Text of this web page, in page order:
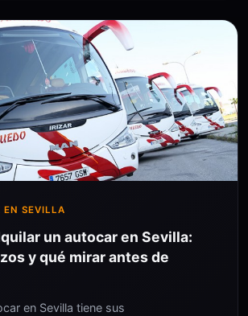
EN SEVILLA
un autocar en Sevilla:
y qué mirar antes de
en Sevilla tiene sus